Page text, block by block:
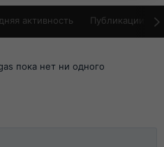
активность Публикации
пока нет ни одного